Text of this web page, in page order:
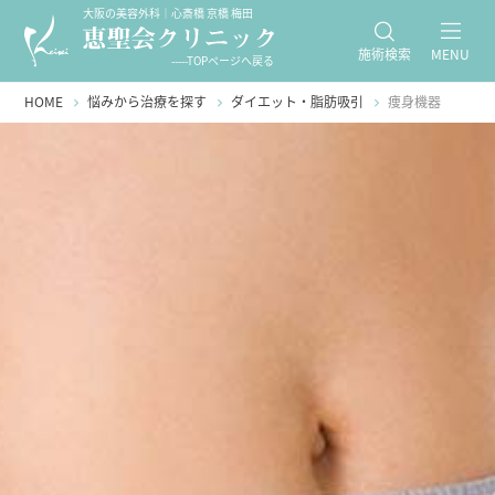
大阪の美容外科｜心斎橋 京橋 梅田
-----TOPページへ戻る 施術検索 MENU
HOME 悩みから治療を探す ダイエット・脂肪吸引 痩身機器